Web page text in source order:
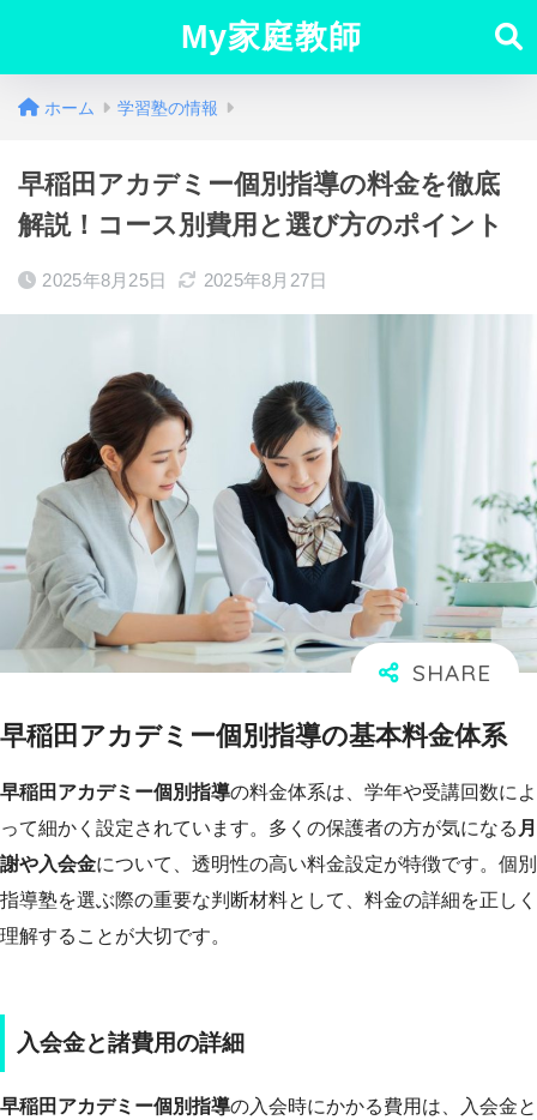
My家庭教師
ホーム 学習塾の情報
早稲田アカデミー個別指導の料金を徹底
解説！コース別費用と選び方のポイント
2025年8月25日 2025年8月27日
早稲田アカデミー個別指導の基本料金体系
早稲田アカデミー個別指導の料金体系は、学年や受講回数によ
って細かく設定されています。多くの保護者の方が気になる 月
謝や入会金について、透明性の高い料金設定が特徴です。個別
指導塾を選ぶ際の重要な判断材料として、料金の詳細を正しく
理解することが大切です。
入会金と諸費用の詳細
早稲田アカデミー個別指導の入会時にかかる費用は、入会金と